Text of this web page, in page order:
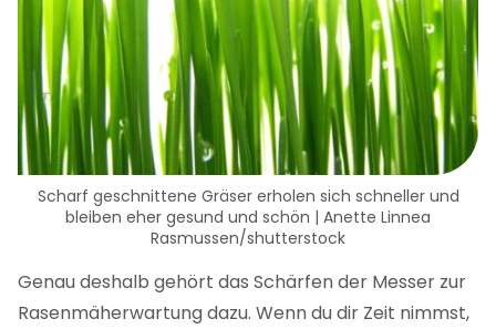
Scharf geschnittene Gräser erholen sich schneller und
bleiben eher gesund und schön | Anette Linnea
Rasmussen/shutterstock
Genau deshalb gehört das Schärfen der Messer zur
Rasenmäherwartung dazu. Wenn du dir Zeit nimmst,